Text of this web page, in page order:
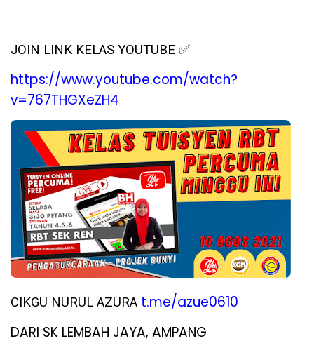
JOIN LINK KELAS YOUTUBE ✅
https://www.youtube.com/watch?
v=767THGXeZH4
CIKGU NURUL AZURA t.me/azue0610
DARI SK LEMBAH JAYA, AMPANG